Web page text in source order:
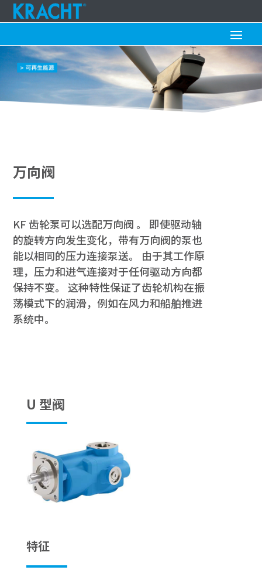
万向阀
KF 齿轮泵可以选配万向阀 。 即使驱动轴
的旋转方向发生变化，带有万向阀的泵也
能以相同的压力连接泵送。 由于其工作原
理，压力和进气连接对于任何驱动方向都
保持不变。 这种特性保证了齿轮机构在振
荡模式下的润滑，例如在风力和船舶推进
系统中。
U 型阀
特征